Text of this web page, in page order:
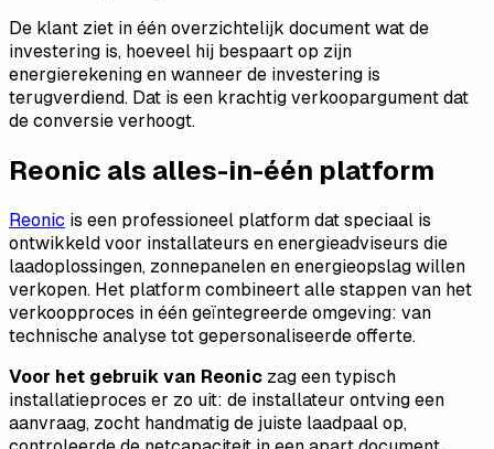
De klant ziet in één overzichtelijk document wat de
investering is, hoeveel hij bespaart op zijn
energierekening en wanneer de investering is
terugverdiend. Dat is een krachtig verkoopargument dat
de conversie verhoogt.
Reonic als alles-in-één platform
Reonic is een professioneel platform dat speciaal is
ontwikkeld voor installateurs en energieadviseurs die
laadoplossingen, zonnepanelen en energieopslag willen
verkopen. Het platform combineert alle stappen van het
verkoopproces in één geïntegreerde omgeving: van
technische analyse tot gepersonaliseerde offerte.
Voor het gebruik van Reonic zag een typisch
installatieproces er zo uit: de installateur ontving een
aanvraag, zocht handmatig de juiste laadpaal op,